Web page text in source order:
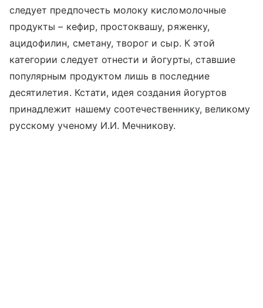
следует предпочесть молоку кисломолочные
продукты – кефир, простоквашу, ряженку,
ацидофилин, сметану, творог и сыр. К этой
категории следует отнести и йогурты, ставшие
популярным продуктом лишь в последние
десятилетия. Кстати, идея создания йогуртов
принадлежит нашему соотечественнику, великому
русскому ученому И.И. Мечникову.